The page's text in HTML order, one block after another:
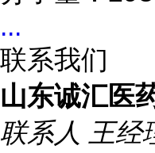
...
联系我们
山东诚汇医
联系人 王经